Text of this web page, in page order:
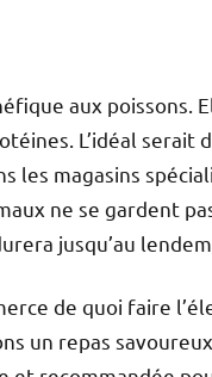
aux poissons.
L’idéal
les magasins
ne se gardent
jusqu’au
de quoi faire
un repas